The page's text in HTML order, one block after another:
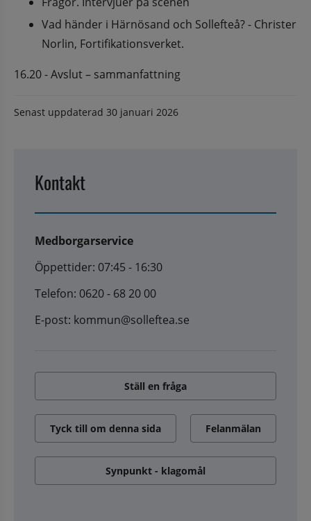
Vad händer i Härnösand och Sollefteå? - Christer
Norlin, Fortifikationsverket.
16.20 - Avslut – sammanfattning
Senast uppdaterad 30 januari 2026
Kontakt
Medborgarservice
Öppettider: 07:45 - 16:30
Telefon: 0620 - 68 20 00
E-post: kommun@solleftea.se
Ställ en fråga
Tyck till om denna sida Felanmälan
Synpunkt - klagomål